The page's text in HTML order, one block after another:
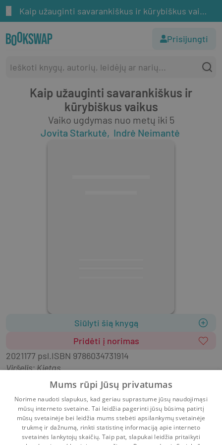
Kaip užauginti savarankiškus ir kūrybiškus vaikus
Prisijungti
Kaip užauginti savarankiškus ir
kūrybiškus vaikus
Vaiko ugdymas nuo metų iki 5
Jovita Starkutė
Indrė Neimantė
Siūlyti šią knygą
Pridėti į norimas
2021177 psl.ISBN 9786034731914
Viršelis:Kietas
Raktas i sekminga tevyste - savo vaiko  ypatybiu
pazinimas! Si knyga pades jums jas atskleisti ir
pazinti!
Mums rūpi Jūsų privatumas
Norime naudoti slapukus, kad geriau suprastume jūsų naudojimąsi
mūsų interneto svetaine. Tai leidžia pagerinti jūsų būsimą patirtį
mūsų svetainėje bei leidžia mums stebėti apsilankymų svetainėje
trukmę ir dažnumą, rinkti statistinę informaciją apie interneto
svetainės lankytojų skaičių. Taip pat, slapukai leidžia pritaikyti